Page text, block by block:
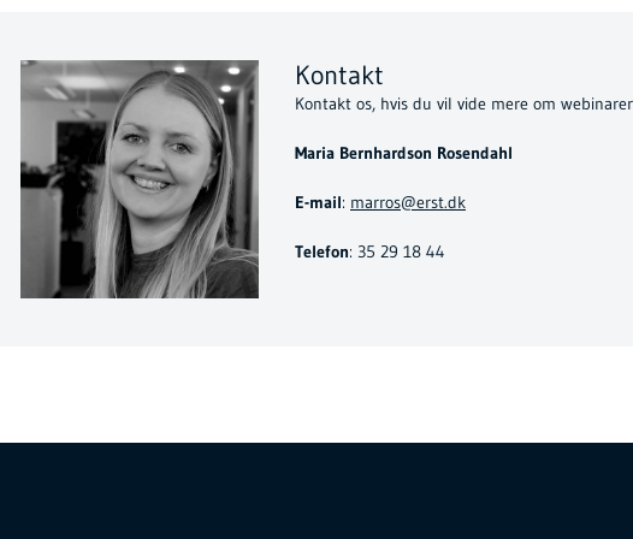
Kontakt
Kontakt os, hvis du vil vide mere om
Maria Bernhardson Rosendahl
E-mail: marros@erst.dk
Telefon: 35 29 18 44